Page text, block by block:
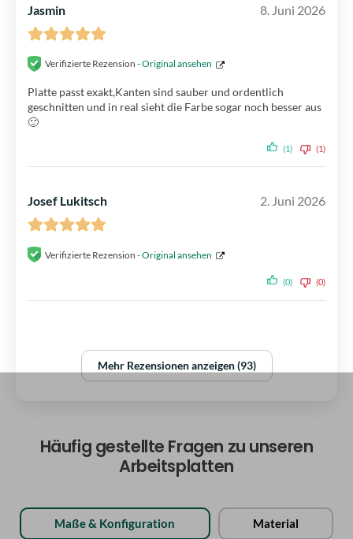
Jasmin 8. Juni 2026
Verifizierte Rezension -Original ansehen
Platte passt exakt,Kanten sind sauber und ordentlich
geschnitten und in real sieht die Farbe sogar noch besser aus
🙂
(1) (1)
Josef Lukitsch 2. Juni 2026
Verifizierte Rezension -Original ansehen
(0) (0)
Mehr Rezensionen anzeigen (93)
Häufig gestellte Fragen zu unseren
Arbeitsplatten
Maße & Konfiguration Material